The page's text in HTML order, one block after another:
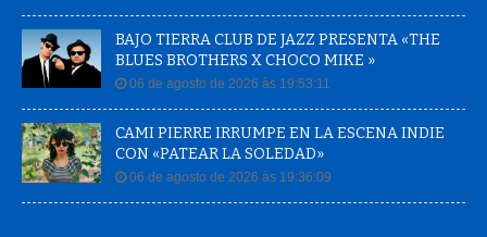
BAJO TIERRA CLUB DE JAZZ PRESENTA «THE
BLUES BROTHERS X CHOCO MIKE »
06 de agosto de 2026 às 19:53:11
CAMI PIERRE IRRUMPE EN LA ESCENA INDIE
CON «PATEAR LA SOLEDAD»
06 de agosto de 2026 às 19:36:09